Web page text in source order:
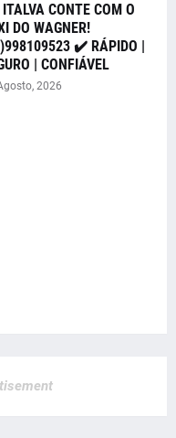
ITALVA CONTE COM O
DO WAGNER!
✔️ RÁPIDO |
| CONFIÁVEL
2026